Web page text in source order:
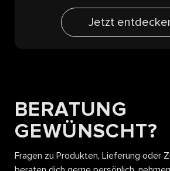
Jetzt
BERATUNG
GEWÜNSCHT?
Fragen zu Produkten, Lieferung oder